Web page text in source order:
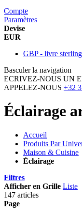
Compte
Paramètres
Devise
EUR
GBP - livre sterling
Basculer la navigation
ECRIVEZ-NOUS UN
APPELEZ-NOUS +32
Éclairage
Accueil
Produits Par
Maison & Cuisine
Éclairage
Filtres
Afficher en Grille Liste
147 articles
Page